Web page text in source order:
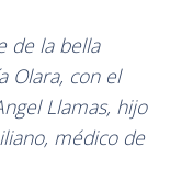
de la bella
Olara, con el
Llamas, hijo
médico de